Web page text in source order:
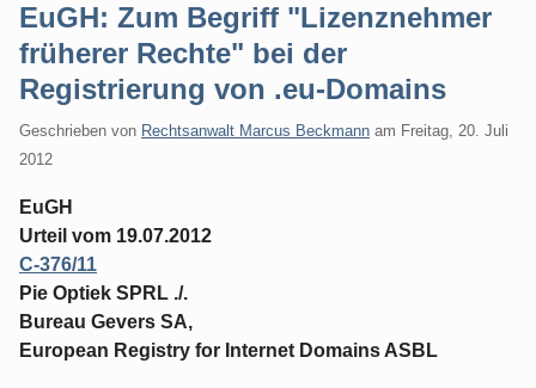
EuGH: Zum Begriff "Lizenznehmer
früherer Rechte" bei der
Registrierung von .eu-Domains
Geschrieben von Rechtsanwalt Marcus Beckmann am Freitag, 20. Juli
2012
EuGH
Urteil vom 19.07.2012
C‑376/11
Pie Optiek SPRL ./.
Bureau Gevers SA,
European Registry for Internet Domains ASBL